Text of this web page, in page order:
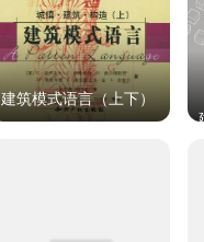
建筑模式语言（上下）